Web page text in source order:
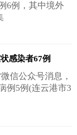
6例，其中境外
感染者67例
信公众号消息，
例5例(连云港市3